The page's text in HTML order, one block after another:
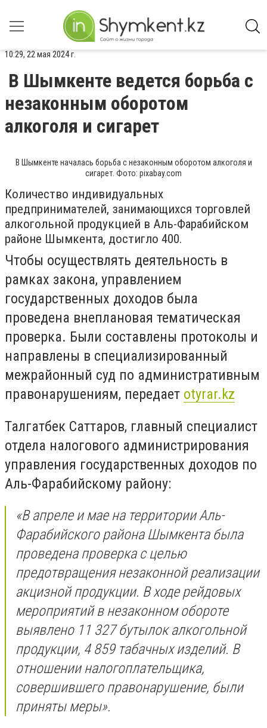
10:29, 22 мая 2024 г.
В Шымкенте ведется борьба с
незаконным оборотом
алкоголя и сигарет
В Шымкенте началась борьба с незаконным оборотом алкоголя и
сигарет. Фото: pixabay.com
Количество индивидуальных
предпринимателей, занимающихся торговлей
алкогольной продукцией в Аль-Фарабийском
районе Шымкента, достигло 400.
Чтобы осуществлять деятельность в
рамках закона, управлением
государственных доходов была
проведена внеплановая тематическая
проверка. Были составлены протоколы и
направлены в специализированный
межрайонный суд по административным
правонарушениям, передает otyrar.kz
Талгатбек Саттаров, главный специалист
отдела налогового администрирования
управления государственных доходов по
Аль-Фарабийскому району:
«В апреле и мае на территории Аль-
Фарабийского района Шымкента была
проведена проверка с целью
предотвращения незаконной реализации
акцизной продукции. В ходе рейдовых
мероприятий в незаконном обороте
выявлено 11 327 бутылок алкогольной
продукции, 4 859 табачных изделий. В
отношении налогоплательщика,
совершившего правонарушение, были
приняты меры».